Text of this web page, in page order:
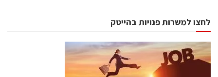
לחצו למשרות פנויות בהייטק